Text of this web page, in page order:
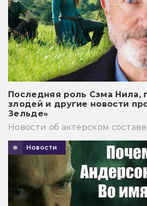
Последняя роль Сэма Нила,
злодей и другие новости
Зельде»
Новости об актёрском составе.
Новости